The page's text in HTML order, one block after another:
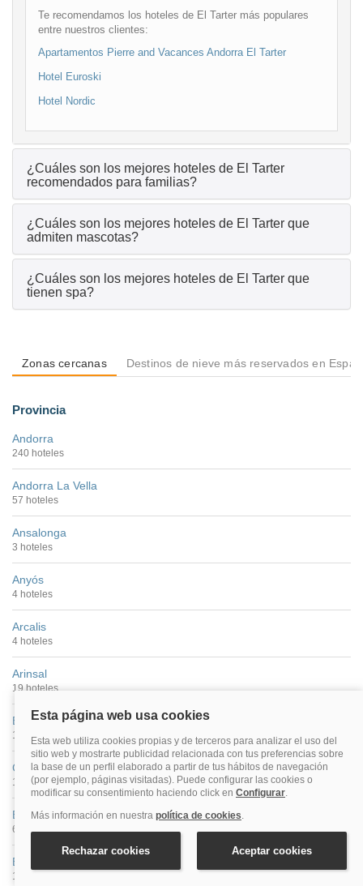
Te recomendamos los hoteles de El Tarter más populares
entre nuestros clientes:
Apartamentos Pierre and Vacances Andorra El Tarter
Hotel Euroski
Hotel Nordic
¿Cuáles son los mejores hoteles de El Tarter
recomendados para familias?
¿Cuáles son los mejores hoteles de El Tarter que
admiten mascotas?
¿Cuáles son los mejores hoteles de El Tarter que
tienen spa?
Zonas cercanas Destinos de nieve más reservados en
Provincia
Andorra
240 hoteles
Andorra La Vella
57 hoteles
Ansalonga
3 hoteles
Anyós
4 hoteles
Arcalis
4 hoteles
Arinsal
19 hoteles
Bordes D'envalira
10 hoteles
Canillo
16 hoteles
El Serrat
6 hoteles
Encamp
15 hoteles